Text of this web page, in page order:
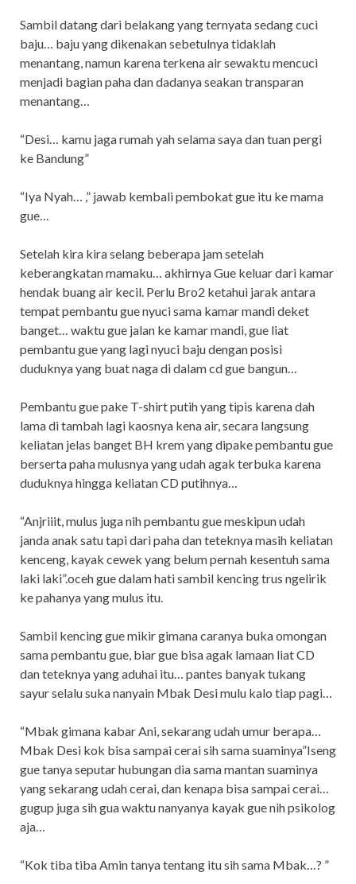
Sambil datang dari belakang yang ternyata sedang cuci
baju… baju yang dikenakan sebetulnya tidaklah
menantang, namun karena terkena air sewaktu mencuci
menjadi bagian paha dan dadanya seakan transparan
menantang…
“Desi… kamu jaga rumah yah selama saya dan tuan pergi
ke Bandung”
“Iya Nyah… ,” jawab kembali pembokat gue itu ke mama
gue…
Setelah kira kira selang beberapa jam setelah
keberangkatan mamaku… akhirnya Gue keluar dari kamar
hendak buang air kecil. Perlu Bro2 ketahui jarak antara
tempat pembantu gue nyuci sama kamar mandi deket
banget… waktu gue jalan ke kamar mandi, gue liat
pembantu gue yang lagi nyuci baju dengan posisi
duduknya yang buat naga di dalam cd gue bangun…
Pembantu gue pake T-shirt putih yang tipis karena dah
lama di tambah lagi kaosnya kena air, secara langsung
keliatan jelas banget BH krem yang dipake pembantu gue
berserta paha mulusnya yang udah agak terbuka karena
duduknya hingga keliatan CD putihnya…
“Anjriiit, mulus juga nih pembantu gue meskipun udah
janda anak satu tapi dari paha dan teteknya masih keliatan
kenceng, kayak cewek yang belum pernah kesentuh sama
laki laki”.oceh gue dalam hati sambil kencing trus ngelirik
ke pahanya yang mulus itu.
Sambil kencing gue mikir gimana caranya buka omongan
sama pembantu gue, biar gue bisa agak lamaan liat CD
dan teteknya yang aduhai itu… pantes banyak tukang
sayur selalu suka nanyain Mbak Desi mulu kalo tiap pagi…
“Mbak gimana kabar Ani, sekarang udah umur berapa…
Mbak Desi kok bisa sampai cerai sih sama suaminya”Iseng
gue tanya seputar hubungan dia sama mantan suaminya
yang sekarang udah cerai, dan kenapa bisa sampai cerai…
gugup juga sih gua waktu nanyanya kayak gue nih psikolog
aja…
“Kok tiba tiba Amin tanya tentang itu sih sama Mbak…? ”